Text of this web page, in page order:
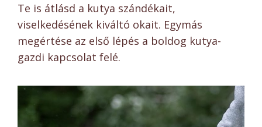
Te is átlásd a kutya szándékait,
viselkedésének kiváltó okait. Egymás
megértése az első lépés a boldog kutya-
gazdi kapcsolat felé.